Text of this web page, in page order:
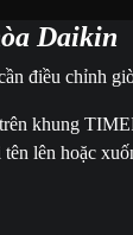
Daikin
điều chỉnh
khung
lên hoặc